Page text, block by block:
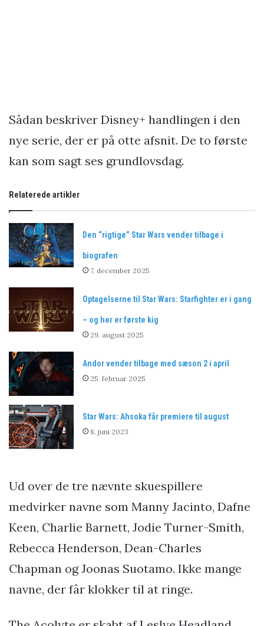
Sådan beskriver Disney+ handlingen i den
nye serie, der er på otte afsnit. De to første
kan som sagt ses grundlovsdag.
Relaterede artikler
Den “rigtige” Star Wars vender tilbage i
biografen
7. december 2025
Optagelserne til Star Wars: Starfighter er i gang
– og her er første kig
29. august 2025
Andor vender tilbage med sæson 2 i april
25. februar 2025
Star Wars: Ahsoka får premiere til august
8. juni 2023
Ud over de tre nævnte skuespillere
medvirker navne som Manny Jacinto, Dafne
Keen, Charlie Barnett, Jodie Turner-Smith,
Rebecca Henderson, Dean-Charles
Chapman og Joonas Suotamo. Ikke mange
navne, der får klokker til at ringe.